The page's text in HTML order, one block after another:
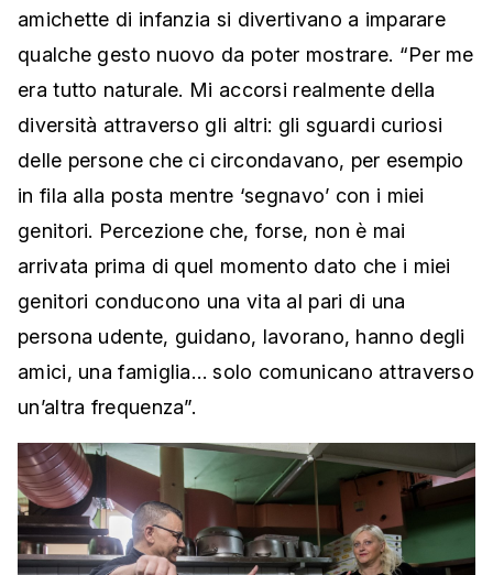
amichette di infanzia si divertivano a imparare
qualche gesto nuovo da poter mostrare. “Per me
era tutto naturale. Mi accorsi realmente della
diversità attraverso gli altri: gli sguardi curiosi
delle persone che ci circondavano, per esempio
in fila alla posta mentre ‘segnavo’ con i miei
genitori. Percezione che, forse, non è mai
arrivata prima di quel momento dato che i miei
genitori conducono una vita al pari di una
persona udente, guidano, lavorano, hanno degli
amici, una famiglia… solo comunicano attraverso
un’altra frequenza”.